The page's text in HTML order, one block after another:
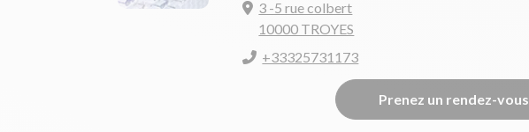
3 -5 rue colbert
10000 TROYES
+33325731173
Prenez un rendez-vous